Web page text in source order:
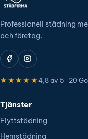
Professionell städning
och företag.
★★★★★4,8 av 5 · 20
Tjänster
Flyttstädning
Hemstädning